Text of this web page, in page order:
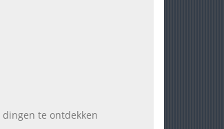
te ontdekken